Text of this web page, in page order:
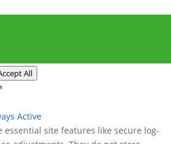
All
Active
essential site features like secure log-